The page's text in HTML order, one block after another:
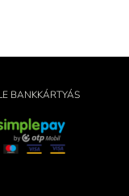
BANKKÁRTYÁS